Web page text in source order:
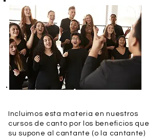
Incluimos esta materia en nuestros
cursos de canto por los beneficios que
su supone al cantante (o la cantante)